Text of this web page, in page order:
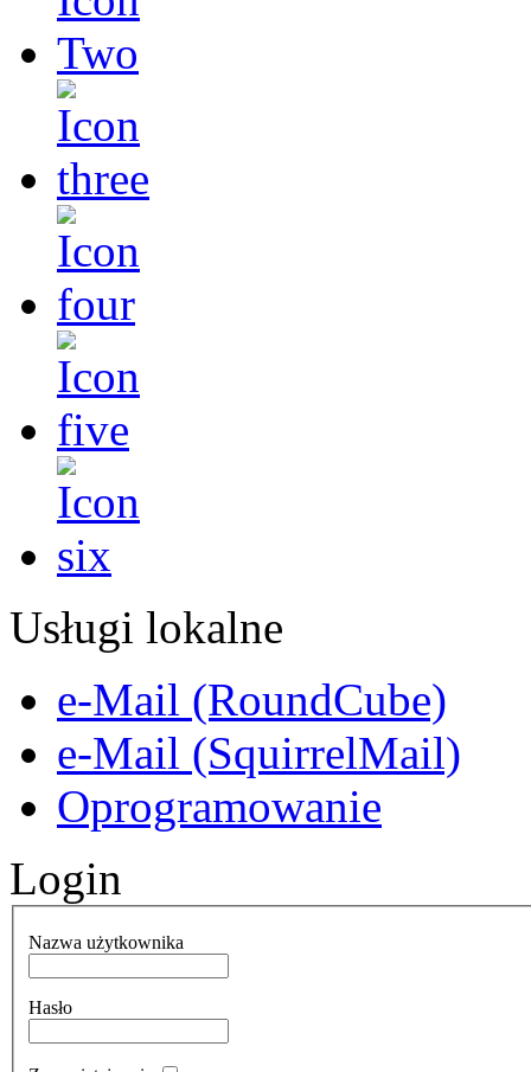
Usługi lokalne
e-Mail (RoundCube)
e-Mail (SquirrelMail)
Oprogramowanie
Login
Nazwa użytkownika
Hasło